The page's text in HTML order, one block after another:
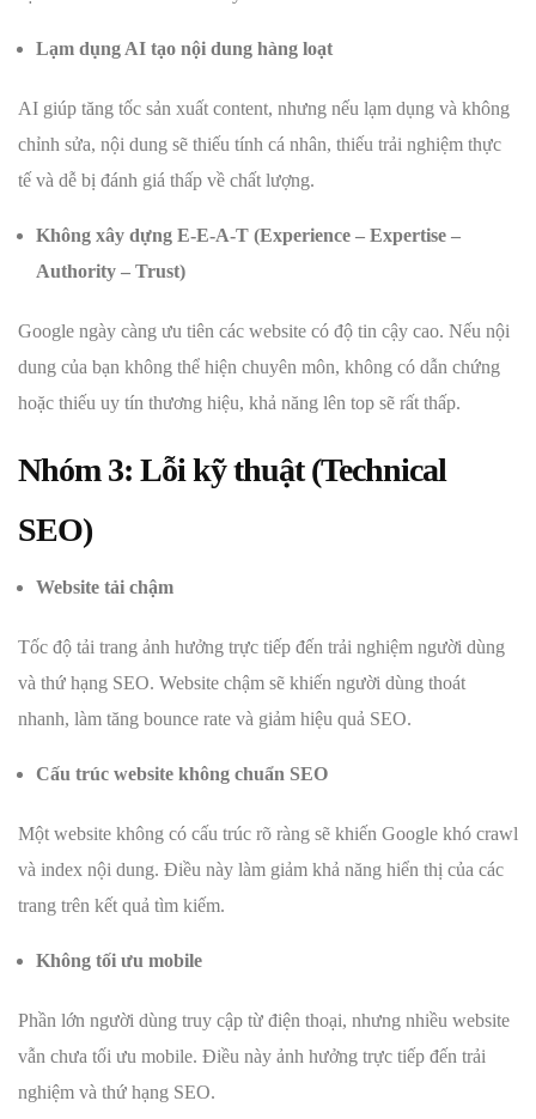
Lạm dụng AI tạo nội dung hàng loạt
AI giúp tăng tốc sản xuất content, nhưng nếu lạm dụng và không
chỉnh sửa, nội dung sẽ thiếu tính cá nhân, thiếu trải nghiệm thực
tế và dễ bị đánh giá thấp về chất lượng.
Không xây dựng E-E-A-T (Experience – Expertise –
Authority – Trust)
Google ngày càng ưu tiên các website có độ tin cậy cao. Nếu nội
dung của bạn không thể hiện chuyên môn, không có dẫn chứng
hoặc thiếu uy tín thương hiệu, khả năng lên top sẽ rất thấp.
Nhóm 3: Lỗi kỹ thuật (Technical
SEO)
Website tải chậm
Tốc độ tải trang ảnh hưởng trực tiếp đến trải nghiệm người dùng
và thứ hạng SEO. Website chậm sẽ khiến người dùng thoát
nhanh, làm tăng bounce rate và giảm hiệu quả SEO.
Cấu trúc website không chuẩn SEO
Một website không có cấu trúc rõ ràng sẽ khiến Google khó crawl
và index nội dung. Điều này làm giảm khả năng hiển thị của các
trang trên kết quả tìm kiếm.
Không tối ưu mobile
Phần lớn người dùng truy cập từ điện thoại, nhưng nhiều website
vẫn chưa tối ưu mobile. Điều này ảnh hưởng trực tiếp đến trải
nghiệm và thứ hạng SEO.